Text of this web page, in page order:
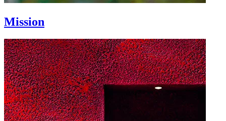
Mission